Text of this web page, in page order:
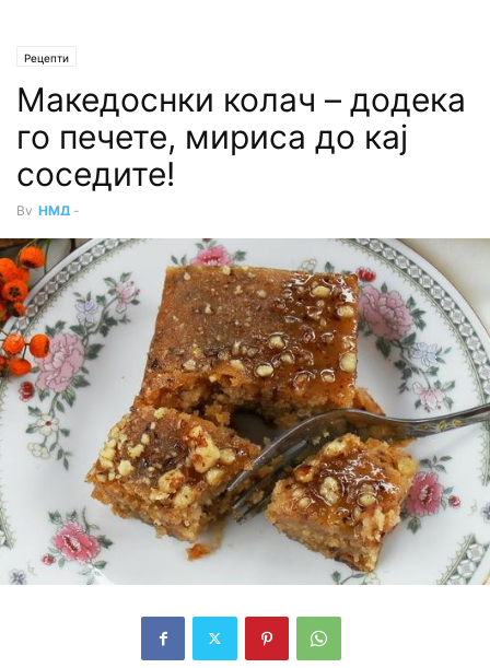
Рецепти
Македоснки колач – додека
го печете, мириса до кај
соседите!
By НМД -